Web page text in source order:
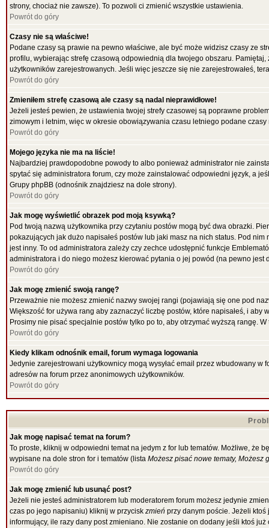
strony, chociaż nie zawsze). To pozwoli ci zmienić wszystkie ustawienia.
Powrót do góry
Czasy nie są właściwe!
Podane czasy są prawie na pewno właściwe, ale być może widzisz czasy ze
profilu, wybierając strefę czasową odpowiednią dla twojego obszaru.
użytkowników zarejestrowanych. Jeśli więc jeszcze się nie zarejestrowałeś,
Powrót do góry
Zmieniłem strefę czasową ale czasy są nadal nieprawidłowe!
Jeżeli jesteś pewien, że ustawienia twojej strefy czasowej są poprawne
zimowym i letnim, więc w okresie obowiązywania czasu letniego podane
Powrót do góry
Mojego języka nie ma na liście!
Najbardziej prawdopodobne powody to albo ponieważ administrator nie
spytać się administratora forum, czy może zainstalować odpowiedni język, a
Grupy phpBB (odnośnik znajdziesz na dole strony).
Powrót do góry
Jak mogę wyświetlić obrazek pod moją ksywką?
Pod twoją nazwą użytkownika przy czytaniu postów mogą być dwa obrazki.
pokazujących jak dużo napisałeś postów lub jaki masz na nich status. Pod
jest inny. To od administratora zależy czy zechce udostępnić funkcje
administratora i do niego możesz kierować pytania o jej powód (na pewno jest
Powrót do góry
Jak mogę zmienić swoją rangę?
Przeważnie nie możesz zmienić nazwy swojej rangi (pojawiają się one pod
Większość for używa rang aby zaznaczyć liczbę postów, które napisałeś, i
Prosimy nie pisać specjalnie postów tylko po to, aby otrzymać wyższą rangę.
Powrót do góry
Kiedy klikam odnośnik email, forum wymaga logowania
Jedynie zarejestrowani użytkownicy mogą wysyłać email przez wbudowany w
adresów na forum przez anonimowych użytkowników.
Powrót do góry
Jak mogę napisać temat na forum?
To proste, kliknij w odpowiedni temat na jedym z for lub tematów. Możliwe, że
wypisane na dole stron for i tematów (lista Możesz pisać nowe tematy, Możesz
Powrót do góry
Jak mogę zmienić lub usunąć post?
Jeżeli nie jesteś administratorem lub moderatorem forum możesz jedynie
czas po jego napisaniu) kliknij w przycisk zmień przy danym poście. Jeżeli
informujący, ile razy dany post zmieniano. Nie zostanie on dodany jeśli ktoś